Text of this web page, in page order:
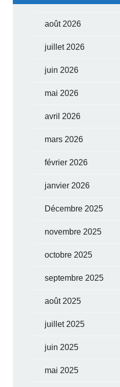
août 2026
juillet 2026
juin 2026
mai 2026
avril 2026
mars 2026
février 2026
janvier 2026
Décembre 2025
novembre 2025
octobre 2025
septembre 2025
août 2025
juillet 2025
juin 2025
mai 2025